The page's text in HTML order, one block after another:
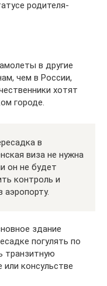
родителя-
в другие
чем в России,
хотят
городе.
в
виза не нужна
он не будет
контроль и
здание
погулять по
транзитную
консульстве